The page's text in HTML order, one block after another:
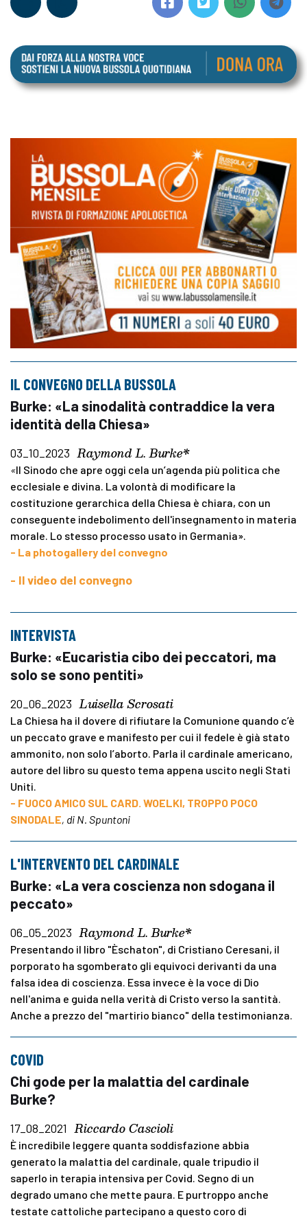
IL CONVEGNO DELLA BUSSOLA
Burke: «La sinodalità contraddice la vera
identità della Chiesa»
03_10_2023 Raymond L. Burke*
«Il Sinodo che apre oggi cela un’agenda più politica che
ecclesiale e divina. La volontà di modificare la
costituzione gerarchica della Chiesa è chiara, con un
conseguente indebolimento dell'insegnamento in materia
morale. Lo stesso processo usato in Germania».
- La photogallery del convegno
- Il video del convegno
INTERVISTA
Burke: «Eucaristia cibo dei peccatori, ma
solo se sono pentiti»
20_06_2023 Luisella Scrosati
La Chiesa ha il dovere di rifiutare la Comunione quando c’è
un peccato grave e manifesto per cui il fedele è già stato
ammonito, non solo l’aborto. Parla il cardinale americano,
autore del libro su questo tema appena uscito negli Stati
Uniti.
- FUOCO AMICO SUL CARD. WOELKI, TROPPO POCO
SINODALE, di N. Spuntoni
L'INTERVENTO DEL CARDINALE
Burke: «La vera coscienza non sdogana il
peccato»
06_05_2023 Raymond L. Burke*
Presentando il libro "Èschaton", di Cristiano Ceresani, il
porporato ha sgomberato gli equivoci derivanti da una
falsa idea di coscienza. Essa invece è la voce di Dio
nell'anima e guida nella verità di Cristo verso la santità.
Anche a prezzo del "martirio bianco" della testimonianza.
COVID
Chi gode per la malattia del cardinale
Burke?
17_08_2021 Riccardo Cascioli
È incredibile leggere quanta soddisfazione abbia
generato la malattia del cardinale, quale tripudio il
saperlo in terapia intensiva per Covid. Segno di un
degrado umano che mette paura. E purtroppo anche
testate cattoliche partecipano a questo coro di